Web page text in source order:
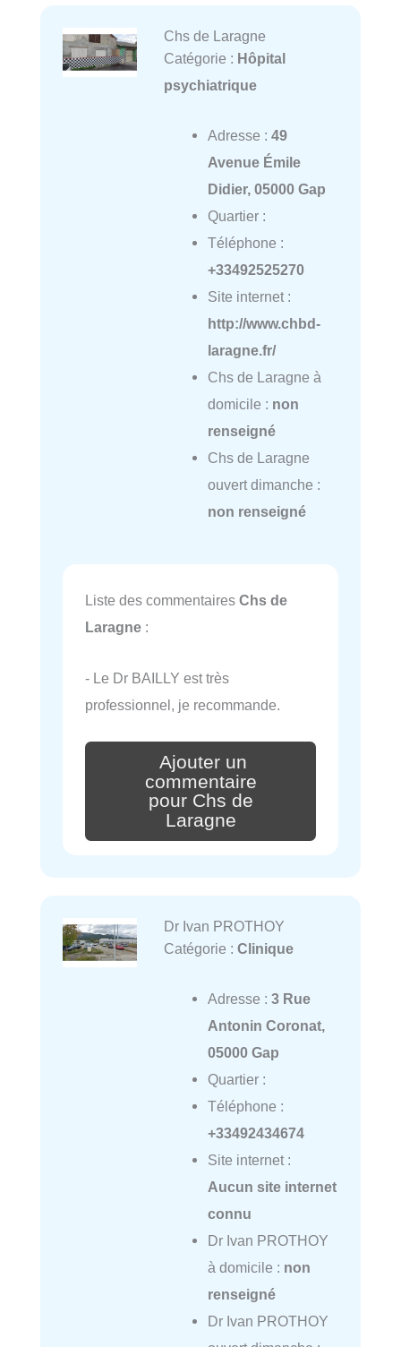
Chs de Laragne
Catégorie : Hôpital
psychiatrique
Adresse : 49
Avenue Émile
Didier, 05000 Gap
Quartier :
Téléphone :
+33492525270
Site internet :
http://www.chbd-
laragne.fr/
Chs de Laragne à
domicile : non
renseigné
Chs de Laragne
ouvert dimanche :
non renseigné
Liste des commentaires Chs de
Laragne :
- Le Dr BAILLY est très
professionnel, je recommande.
Ajouter un
commentaire
pour Chs de
Laragne
Dr Ivan PROTHOY
Catégorie : Clinique
Adresse : 3 Rue
Antonin Coronat,
05000 Gap
Quartier :
Téléphone :
+33492434674
Site internet :
Aucun site internet
connu
Dr Ivan PROTHOY
à domicile : non
renseigné
Dr Ivan PROTHOY